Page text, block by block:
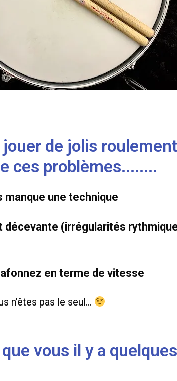
de jolis
ces problèmes........
manque une technique
décevante (irrégularités
en terme de vitesse
n’êtes pas le seul…
vous il y a